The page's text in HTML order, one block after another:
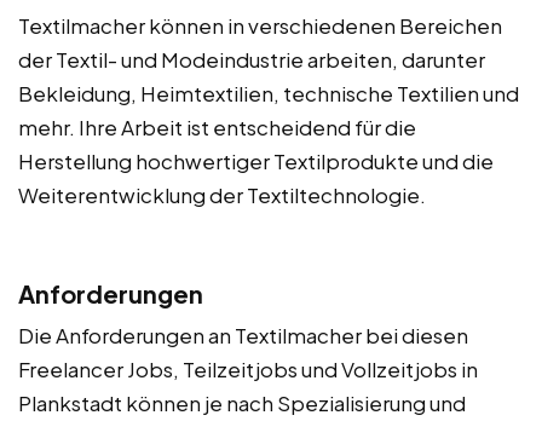
Textilmacher können in verschiedenen Bereichen
der Textil- und Modeindustrie arbeiten, darunter
Bekleidung, Heimtextilien, technische Textilien und
mehr. Ihre Arbeit ist entscheidend für die
Herstellung hochwertiger Textilprodukte und die
Weiterentwicklung der Textiltechnologie.
Anforderungen
Die Anforderungen an Textilmacher bei diesen
Freelancer Jobs, Teilzeitjobs und Vollzeitjobs in
Plankstadt können je nach Spezialisierung und